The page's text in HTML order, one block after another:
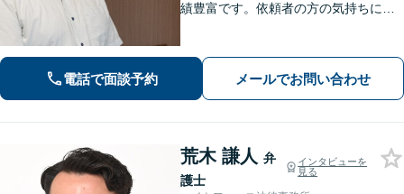
績豊富です。依頼者の方の気持ちに寄
電話で面談予約 メールでお問い合わせ
荒木 謙人 弁
護士
インタビューを
見る